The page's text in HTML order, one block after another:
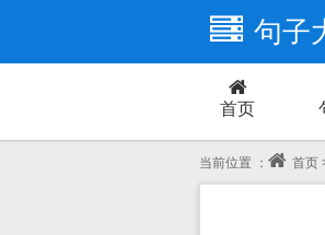
句子
首页
爱情
当前位置 ： 首页